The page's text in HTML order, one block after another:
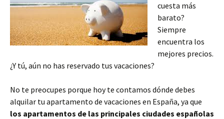
cuesta más
barato?
Siempre
encuentra los
mejores precios.
¿Y tú, aún no has reservado tus vacaciones?
No te preocupes porque hoy te contamos dónde debes
alquilar tu apartamento de vacaciones en España, ya que
los apartamentos de las principales ciudades españolas